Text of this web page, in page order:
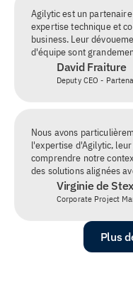
Agilytic est un
expertise technique et
business. Leur
d'équipe sont
David Fraiture
Deputy CEO -
Nous avons
l'expertise d'Agilytic,
comprendre notre
des solutions alignées
Virginie de
Corporate Project
Plus